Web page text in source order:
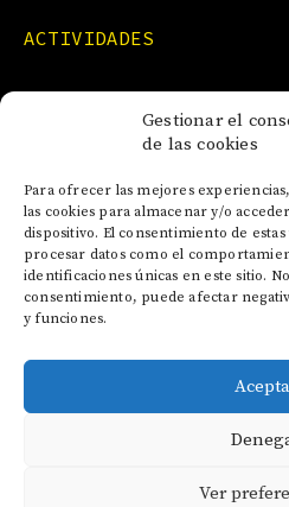
Gestionar el
de las cookies
Para ofrecer las mejores
las cookies para almacenar y/o
dispositivo. El consentimiento de
procesar datos como el
identificaciones únicas en este sitio.
consentimiento, puede afectar
y funciones.
Ver
ACTIVIDADES
CONTACTO
POLÍTICA DE COOKIES
POLÍTICA DE PRIVACIDAD